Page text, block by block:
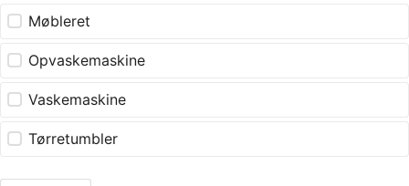
Møbleret
Opvaskemaskine
Vaskemaskine
Tørretumbler